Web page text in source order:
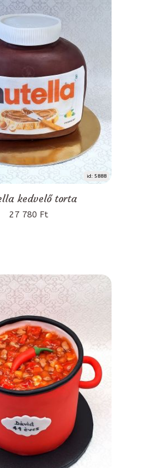
id: 5888
kedvelő torta
27 780 Ft